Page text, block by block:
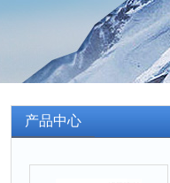
产品中心